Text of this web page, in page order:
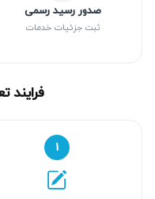
صدور رسید رسمی
ثبت جزئیات خدمات
فرایند
۱